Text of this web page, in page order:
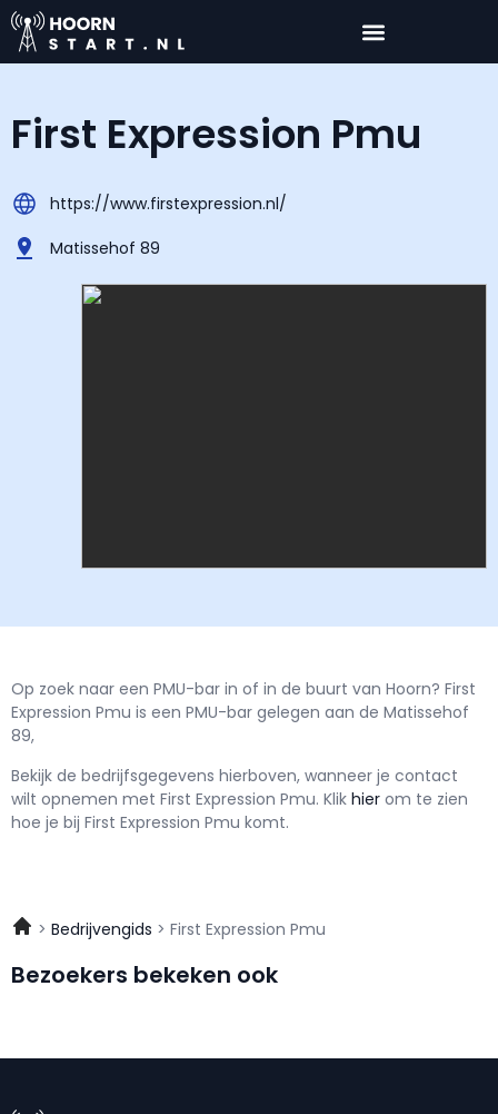
First Expression Pmu
https://www.firstexpression.nl/
Matissehof 89
Op zoek naar een PMU-bar in of in de buurt van Hoorn? First
Expression Pmu is een PMU-bar gelegen aan de Matissehof
89,
Bekijk de bedrijfsgegevens hierboven, wanneer je contact
wilt opnemen met First Expression Pmu. Klik hier om te zien
hoe je bij First Expression Pmu komt.
Bedrijvengids First Expression Pmu
Bezoekers bekeken ook